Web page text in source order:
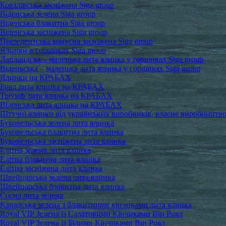
Ковалівська засніжена Siga group
Віденська зелена Siga group
Віденська блакитна Siga group
Віденська засніжена Siga group
Презедентська конусна засніжена Siga group
Ялинки в горщиках Siga group
Лапландска – маленька лита ялинка у горщиках Siga group
Віденьська – маленька лита ялинка у горщиках Siga group
Ялинки на КРАБАХ
Роял лита ялинка на КРАБАХ
Тріумф лита ялинка на КРАБАХ
Віденська лита ялинка на КРАБАХ
Штучні ялинки від українських виробників, власне виробництво
Буковельська зелена лита ялинка
Буковельська блакитна лита ялинка
Буковельська засніжена лита ялинка
Елітна зелена лита ялинка
Елітна блакитна лита ялинка
Елітна засніжена лита ялинка
Швейцарська зелена лита ялинка
Швейцарська блакитна лита ялинка
Сосна лита зелена
Канадська зелена з блакитними кінчиками лита ялинка
Royal VIP Зелена із Салатовими Кінчиками Віп Роял
Royal VIP Зелена із Білими Кінчиками Віп Роял